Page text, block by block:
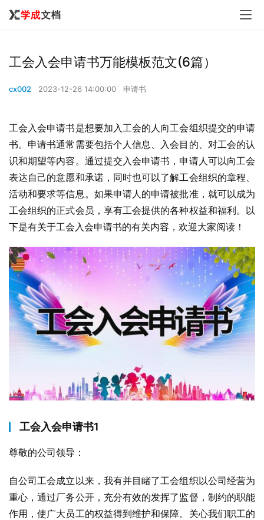
工会入会申请书万能模板范文(6篇）
cx002 2023-12-26 14:00:00 申请书
工会入会申请书是想要加入工会的人向工会组织提交的申请
书。申请书通常需要包括个人信息、入会目的、对工会的认
识和期望等内容。通过提交入会申请书，申请人可以向工会
表达自己的意愿和承诺，同时也可以了解工会组织的章程、
活动和要求等信息。如果申请人的申请被批准，就可以成为
工会组织的正式会员，享有工会提供的各种权益和福利。以
下是有关于工会入会申请书的有关内容，欢迎大家阅读！
工会入会申请书1
尊敬的公司领导：
自公司工会成立以来，我有并目睹了工会组织以公司经营为
重心，通过厂务公开，充分有效的发挥了监督，制约的职能
作用，使广大员工的权益得到维护和保障。关心我们职工的